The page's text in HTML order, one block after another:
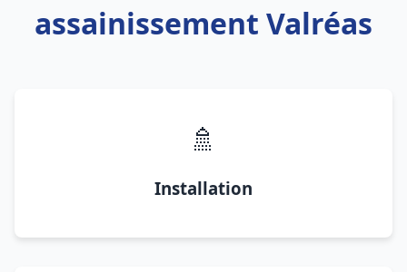
assainissement Valréas
🚿
Installation